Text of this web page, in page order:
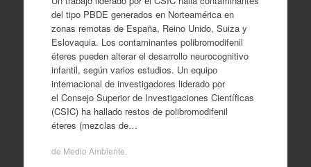
del tipo PBDE generados en Norteamérica en
zonas remotas de España, Reino Unido, Suiza y
Eslovaquia. Los contaminantes polibromodifenil
éteres pueden alterar el desarrollo neurocognitivo
infantil, según varios estudios. Un equipo
internacional de investigadores liderado por
el Consejo Superior de Investigaciones Científicas
(CSIC) ha hallado restos de polibromodifenil
éteres (mezclas de…
de Medio Ambiente